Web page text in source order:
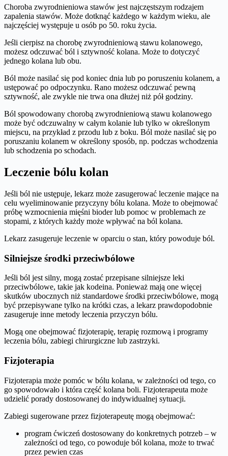
Choroba zwyrodnieniowa stawów jest najczęstszym rodzajem
zapalenia stawów. Może dotknąć każdego w każdym wieku, ale
najczęściej występuje u osób po 50. roku życia.
Jeśli cierpisz na chorobę zwyrodnieniową stawu kolanowego,
możesz odczuwać ból i sztywność kolana. Może to dotyczyć
jednego kolana lub obu.
Ból może nasilać się pod koniec dnia lub po poruszeniu kolanem, a
ustępować po odpoczynku. Rano możesz odczuwać pewną
sztywność, ale zwykle nie trwa ona dłużej niż pół godziny.
Ból spowodowany chorobą zwyrodnieniową stawu kolanowego
może być odczuwalny w całym kolanie lub tylko w określonym
miejscu, na przykład z przodu lub z boku. Ból może nasilać się po
poruszaniu kolanem w określony sposób, np. podczas wchodzenia
lub schodzenia po schodach.
Leczenie bólu kolan
Jeśli ból nie ustępuje, lekarz może zasugerować leczenie mające na
celu wyeliminowanie przyczyny bólu kolana. Może to obejmować
próbę wzmocnienia mięśni bioder lub pomoc w problemach ze
stopami, z których każdy może wpływać na ból kolana.
Lekarz zasugeruje leczenie w oparciu o stan, który powoduje ból.
Silniejsze środki przeciwbólowe
Jeśli ból jest silny, mogą zostać przepisane silniejsze leki
przeciwbólowe, takie jak kodeina. Ponieważ mają one więcej
skutków ubocznych niż standardowe środki przeciwbólowe, mogą
być przepisywane tylko na krótki czas, a lekarz prawdopodobnie
zasugeruje inne metody leczenia przyczyn bólu.
Mogą one obejmować fizjoterapię, terapię rozmową i programy
leczenia bólu, zabiegi chirurgiczne lub zastrzyki.
Fizjoterapia
Fizjoterapia może pomóc w bólu kolana, w zależności od tego, co
go spowodowało i która część kolana boli. Fizjoterapeuta może
udzielić porady dostosowanej do indywidualnej sytuacji.
Zabiegi sugerowane przez fizjoterapeutę mogą obejmować:
program ćwiczeń dostosowany do konkretnych potrzeb – w
zależności od tego, co powoduje ból kolana, może to trwać
przez pewien czas